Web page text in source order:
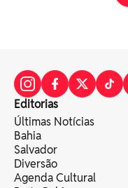
Editorias
Últimas Notícias
Bahia
Salvador
Diversão
Agenda Cultural